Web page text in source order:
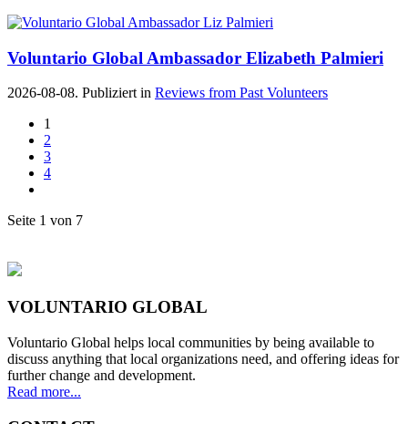
Voluntario Global Ambassador Elizabeth Palmieri
2026-08-08. Publiziert in Reviews from Past Volunteers
1
2
3
4
Seite 1 von 7
VOLUNTARIO GLOBAL
Voluntario Global helps local communities by being available to
discuss anything that local organizations need, and offering ideas for
further change and development.
Read more...